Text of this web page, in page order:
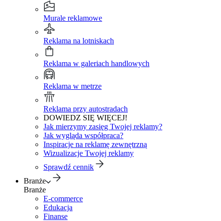
Murale reklamowe
Reklama na lotniskach
Reklama w galeriach handlowych
Reklama w metrze
Reklama przy autostradach
DOWIEDZ SIĘ WIĘCEJ!
Jak mierzymy zasięg Twojej reklamy?
Jak wygląda współpraca?
Inspiracje na reklamę zewnętrzną
Wizualizacje Twojej reklamy
Sprawdź cennik
Branże
Branże
E-commerce
Edukacja
Finanse